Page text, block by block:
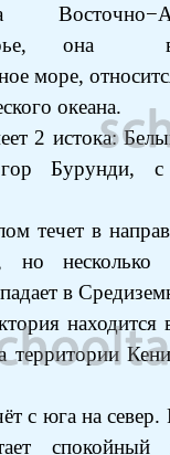
она
море,
океана.
2 истока:
Бурунди, с
течет в
но несколько
в
находится
территории
с юга на север.
спокойный